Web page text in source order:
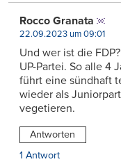
Rocco Granata
22.09.2023 um 09:01
Und wer ist die
UP-Partei. So alle 4
führt eine sündhaft
wieder als
vegetieren.
Antworten
1 Antwort